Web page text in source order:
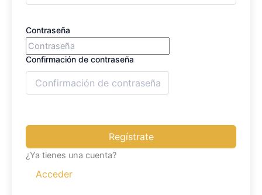
Contraseña
Confirmación de contraseña
Regístrate
¿Ya tienes una cuenta?
Acceder